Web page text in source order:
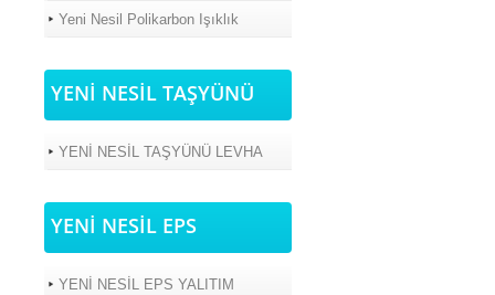
Yeni Nesil Polikarbon Işıklık
YENİ NESİL TAŞYÜNÜ
YENİ NESİL TAŞYÜNÜ LEVHA
YENİ NESİL EPS
YENİ NESİL EPS YALITIM